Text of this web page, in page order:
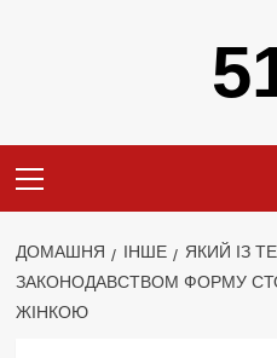
Menu
ДОМАШНЯ ІНШЕ
ЯКИЙ ІЗ
ЗАКОНОДАВСТВОМ ФОРМУ
ЖІНКОЮ